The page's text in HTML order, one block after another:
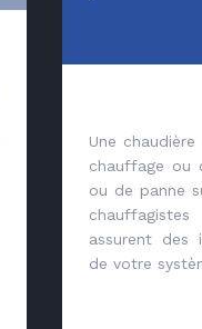
Une
chauffage ou
ou de panne
assurent des
de votre